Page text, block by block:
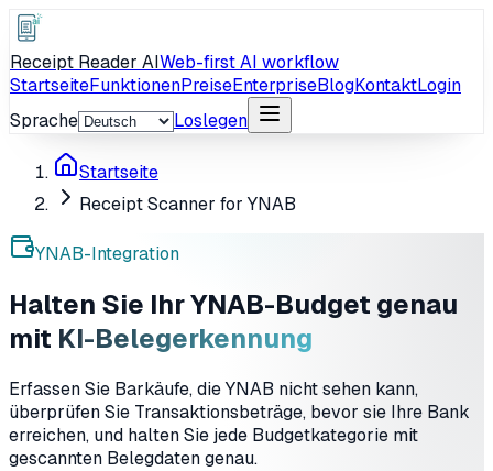
Receipt Reader AIWeb-first AI workflow
StartseiteFunktionenPreiseEnterpriseBlogKontaktLogin
Sprache
Loslegen
Startseite
Receipt Scanner for YNAB
YNAB-Integration
Halten Sie Ihr YNAB-Budget genau
mit KI-Belegerkennung
Erfassen Sie Barkäufe, die YNAB nicht sehen kann,
überprüfen Sie Transaktionsbeträge, bevor sie Ihre Bank
erreichen, und halten Sie jede Budgetkategorie mit
gescannten Belegdaten genau.